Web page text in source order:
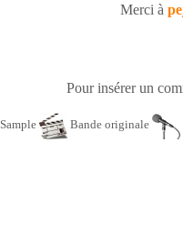
Merci à
Pour insérer un
Sample Bande originale